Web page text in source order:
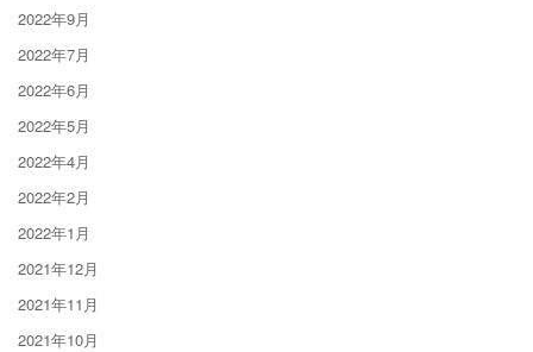
2022年9月
2022年7月
2022年6月
2022年5月
2022年4月
2022年2月
2022年1月
2021年12月
2021年11月
2021年10月